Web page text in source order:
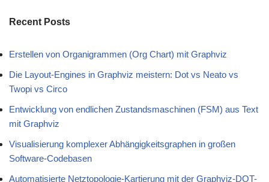
Recent Posts
Erstellen von Organigrammen (Org Chart) mit Graphviz
Die Layout-Engines in Graphviz meistern: Dot vs Neato vs
Twopi vs Circo
Entwicklung von endlichen Zustandsmaschinen (FSM) aus Text
mit Graphviz
Visualisierung komplexer Abhängigkeitsgraphen in großen
Software-Codebasen
Automatisierte Netztopologie-Kartierung mit der Graphviz-DOT-